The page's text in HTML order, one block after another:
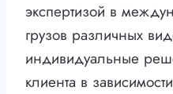
экспертизой в
грузов различных
индивидуальные
клиента в